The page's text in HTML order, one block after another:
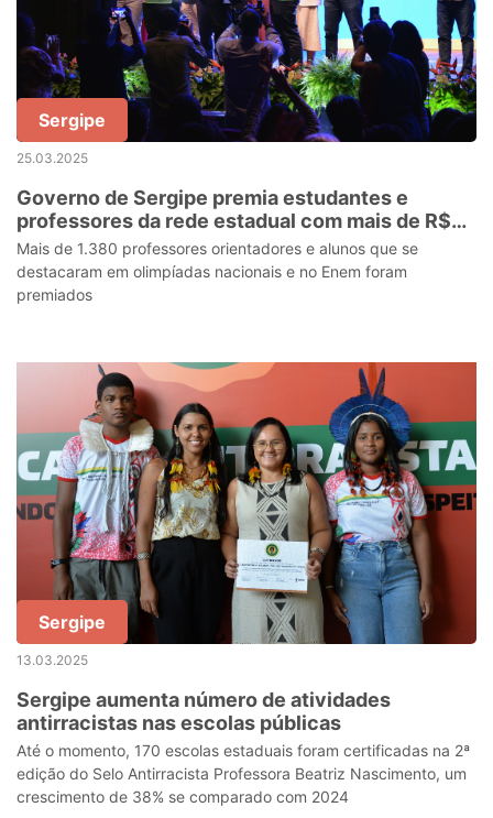
Sergipe
25.03.2025
Governo de Sergipe premia estudantes e
professores da rede estadual com mais de R$
4,5 milhões
Mais de 1.380 professores orientadores e alunos que se
destacaram em olimpíadas nacionais e no Enem foram
premiados
Sergipe
13.03.2025
Sergipe aumenta número de atividades
antirracistas nas escolas públicas
Até o momento, 170 escolas estaduais foram certificadas na 2ª
edição do Selo Antirracista Professora Beatriz Nascimento, um
crescimento de 38% se comparado com 2024